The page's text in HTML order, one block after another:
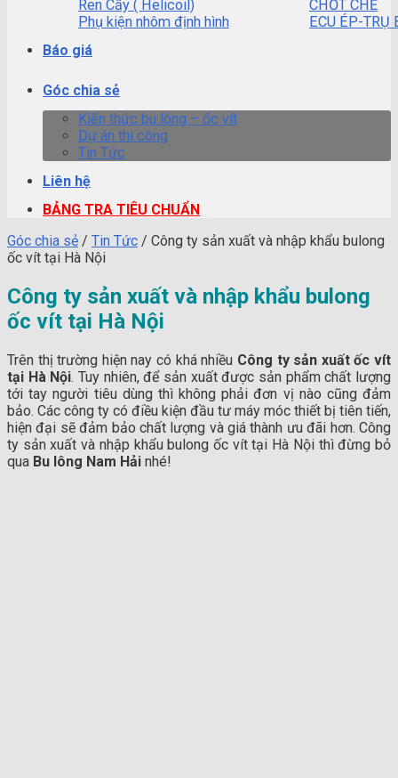
Ren Cấy ( Helicoil)
CHỐT CHẺ
Phụ kiện nhôm định hình
ECU ÉP-TRỤ
Báo giá
Góc chia sẻ
Kiến thức bu lông – ốc vít
Dự án thi công
Tin Tức
Liên hệ
BẢNG TRA TIÊU CHUẨN
Góc chia sẻ / Tin Tức / Công ty sản xuất và nhập khẩu bulong
ốc vít tại Hà Nội
Công ty sản xuất và nhập khẩu bulong
ốc vít tại Hà Nội
Trên thị trường hiện nay có khá nhiều Công ty sản xuất ốc vít
tại Hà Nội. Tuy nhiên, để sản xuất được sản phẩm chất lượng
tới tay người tiêu dùng thì không phải đơn vị nào cũng đảm
bảo. Các công ty có điều kiện đầu tư máy móc thiết bị tiên tiến,
hiện đại sẽ đảm bảo chất lượng và giá thành ưu đãi hơn. Công
ty sản xuất và nhập khẩu bulong ốc vít tại Hà Nội thì đừng bỏ
qua Bu lông Nam Hải nhé!